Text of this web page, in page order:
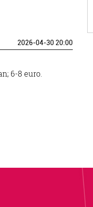
2026-04-30 20:00
6-8 euro.